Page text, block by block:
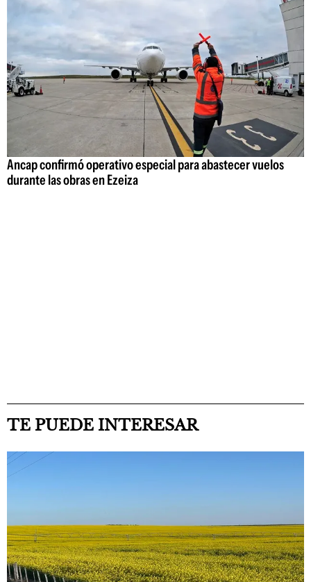
Ancap confirmó operativo especial para abastecer vuelos
durante las obras en Ezeiza
TE PUEDE INTERESAR